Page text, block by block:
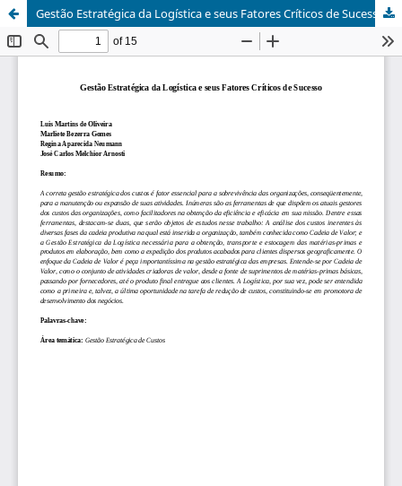
Gestão Estratégica da Logística e seus Fatores Críticos de Sucesso